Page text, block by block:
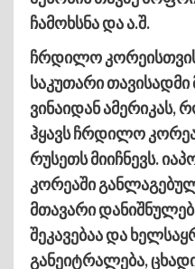
ჩამოხსნა და ა.შ.
ჩრდილო
საკუთარი თავისადმი
ვინაიდან ამერიკას,
ჰყავს ჩრდილო
რუსეთს მიიჩნევს.
კორეაში
მთავარი
შეკავებაა და
განეიტრალება,